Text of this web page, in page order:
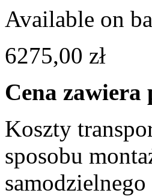
Available on
6275,00 zł
Cena zawiera
Koszty
sposobu